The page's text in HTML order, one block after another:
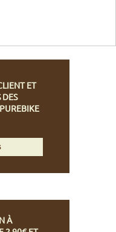
ET
DES
À